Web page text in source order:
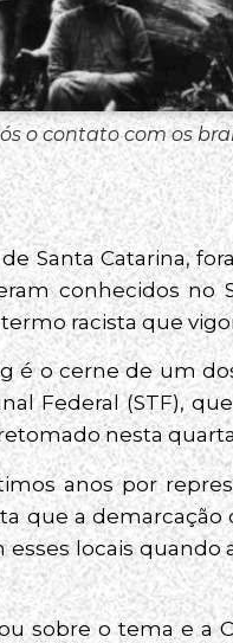
o contato com os
Santa Catarina,
conhecidos no
racista que
é o cerne de um
Federal (STF),
nesta
anos por
que a
locais quando
sobre o tema e a